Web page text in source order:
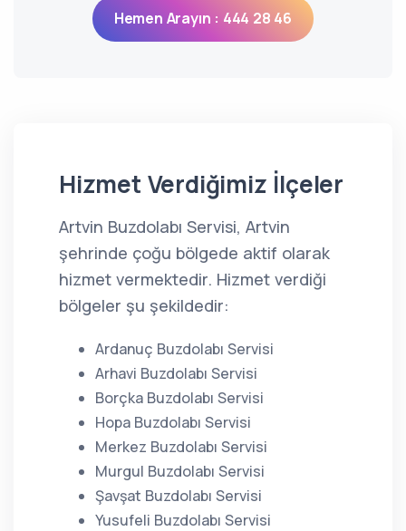
Hemen Arayın : 444 28 46
Hizmet Verdiğimiz İlçeler
Artvin Buzdolabı Servisi, Artvin
şehrinde çoğu bölgede aktif olarak
hizmet vermektedir. Hizmet verdiği
bölgeler şu şekildedir:
Ardanuç Buzdolabı Servisi
Arhavi Buzdolabı Servisi
Borçka Buzdolabı Servisi
Hopa Buzdolabı Servisi
Merkez Buzdolabı Servisi
Murgul Buzdolabı Servisi
Şavşat Buzdolabı Servisi
Yusufeli Buzdolabı Servisi